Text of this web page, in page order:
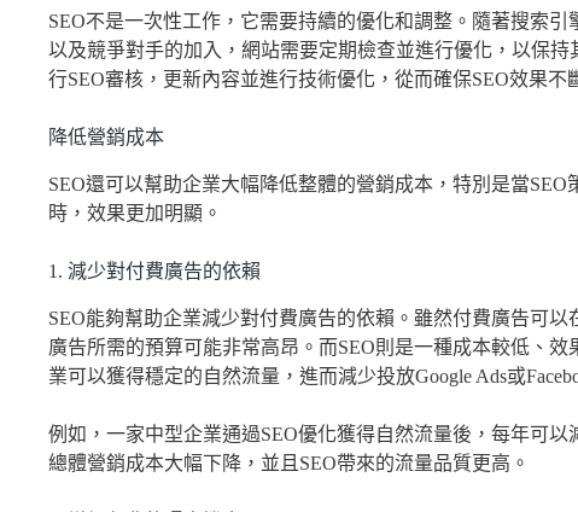
SEO不是一次性工作，它需要持續的優化和調整。隨著搜索
以及競爭對手的加入，網站需要定期檢查並進行優化，以保
行SEO審核，更新內容並進行技術優化，從而確保SEO效果不
降低營銷成本
SEO還可以幫助企業大幅降低整體的營銷成本，特別是當
時，效果更加明顯。
1. 減少對付費廣告的依賴
SEO能夠幫助企業減少對付費廣告的依賴。雖然付費廣告可
廣告所需的預算可能非常高昂。而SEO則是一種成本較低、效
業可以獲得穩定的自然流量，進而減少投放Google Ads或
例如，一家中型企業通過SEO優化獲得自然流量後，每年可
總體營銷成本大幅下降，並且SEO帶來的流量品質更高。